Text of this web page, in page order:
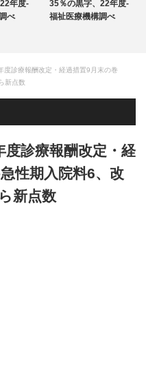
年度-
べ
35％の黒字、22年度-
福祉医療機構調べ
度診療報酬改定・経過措置9月末の巻
新点数
度診療報酬改定・経
性期入院料6、改
新点数